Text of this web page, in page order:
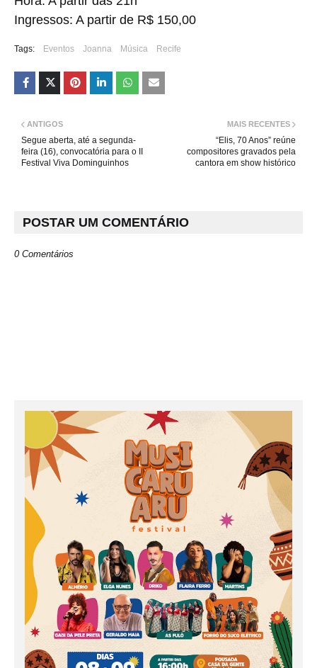
Ingressos: A partir de R$ 150,00
Tags: Eventos Joanna Música Recife
MAIS RECENTES
“Elis, 70 Anos” reúne
compositores gravados pela
cantora em show histórico
ANTIGOS
Segue aberta, até a segunda-
feira (16), convocatória para o II
Festival Viva Dominguinhos
POSTAR UM COMENTÁRIO
0 Comentários